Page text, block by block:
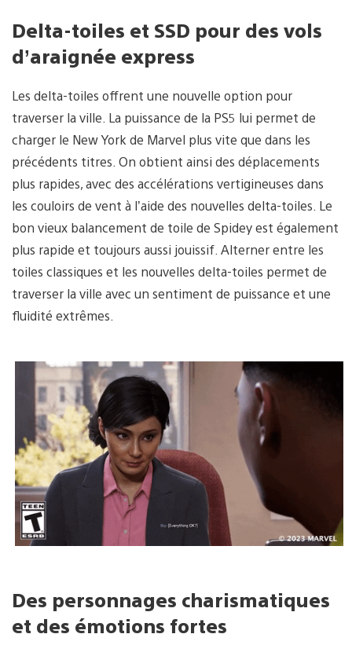
Delta-toiles et SSD pour des vols
d’araignée express
Les delta-toiles offrent une nouvelle option pour
traverser la ville. La puissance de la PS5 lui permet de
charger le New York de Marvel plus vite que dans les
précédents titres. On obtient ainsi des déplacements
plus rapides, avec des accélérations vertigineuses dans
les couloirs de vent à l’aide des nouvelles delta-toiles. Le
bon vieux balancement de toile de Spidey est également
plus rapide et toujours aussi jouissif. Alterner entre les
toiles classiques et les nouvelles delta-toiles permet de
traverser la ville avec un sentiment de puissance et une
fluidité extrêmes.
Des personnages charismatiques
et des émotions fortes